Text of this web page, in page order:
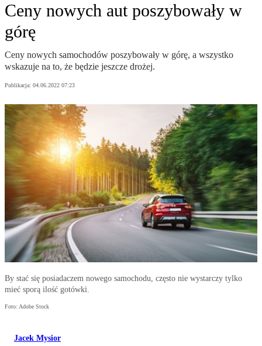
Ceny nowych aut poszybowały w
górę
Ceny nowych samochodów poszybowały w górę, a wszystko
wskazuje na to, że będzie jeszcze drożej.
Publikacja: 04.06.2022 07:23
By stać się posiadaczem nowego samochodu, często nie wystarczy tylko
mieć sporą ilość gotówki.
Foto: Adobe Stock
Jacek Mysior